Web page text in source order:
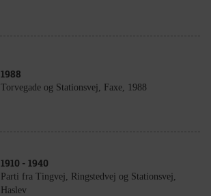
1988
Torvegade og Stationsvej, Faxe, 1988
1910 - 1940
Parti fra Tingvej, Ringstedvej og Stationsvej,
Haslev